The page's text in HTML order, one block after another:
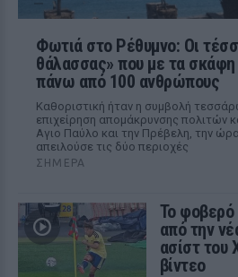
Φωτιά στο Ρέθυμνο: Οι
θάλασσας» που με τα
πάνω από 100 ανθρώπους
Καθοριστική ήταν η συμβολή
επιχείρηση απομάκρυνσης πολιτών
Αγιο Παύλο και την Πρέβελη, την
απειλούσε τις δύο περιοχές
ΣΉΜΕΡΑ
Το φοβερό
από την
ασίστ του
βίντεο